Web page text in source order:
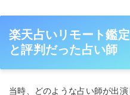
楽天占いリモート鑑
と評判だった占い師
当時、どのような占い師が出